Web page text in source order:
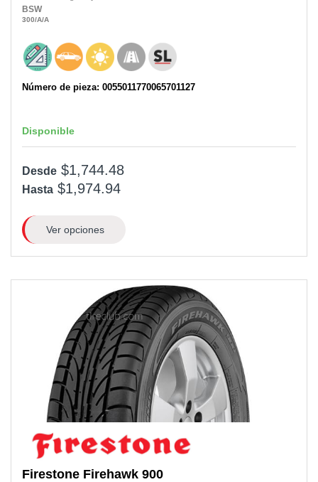
BSW
300/A/A
Número de pieza: 0055011770065701127
Disponible
Desde $1,744.48
Hasta $1,974.94
Ver opciones
Firestone Firehawk 900